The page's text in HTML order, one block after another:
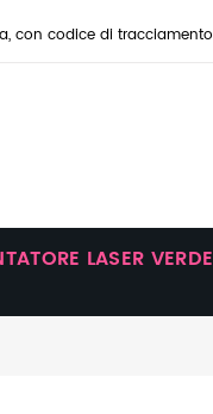
con codice di tracciamento
LASER VERDE